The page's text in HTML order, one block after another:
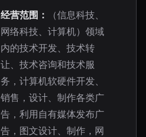
经营范围：
（信息科技、
网络科技、计算机）领域
内的技术开发、技术转
让、技术咨询和技术服
务，计算机软硬件开发、
销售，设计、制作各类广
告，利用自有媒体发布广
告，图文设计、制作，网